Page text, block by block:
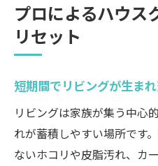
プロによるハウス
リセット
短期間でリビングが生ま
リビングは家族が集う中心
れが蓄積しやすい場所です
ないホコリや皮脂汚れ、カ